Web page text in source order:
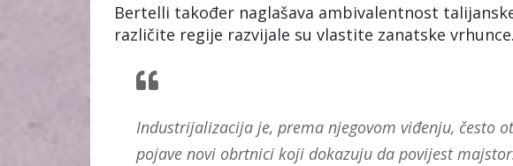
Bertelli također naglašava ambivalentnost
različite regije razvijale su vlastite zanatske vrhunce.
Industrijalizacija je, prema njegovom viđenju, često
pojave novi obrtnici koji dokazuju da povijest